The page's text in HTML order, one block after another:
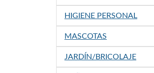
HIGIENE PERSONAL
MASCOTAS
JARDÍN/BRICOLAJE